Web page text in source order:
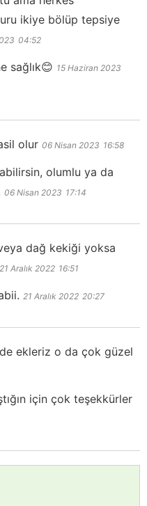
ikiye bölüp tepsiye
04:52
sağlık😊 15 Haziran 2023
olur 06 Nisan 2023 16:58
olumlu ya da
06 Nisan 2023 17:14
dağ kekiği yoksa
21 Aralık 2022 16:51
21 Aralık 2022 20:27
ekleriz o da çok güzel
için çok teşekkürler